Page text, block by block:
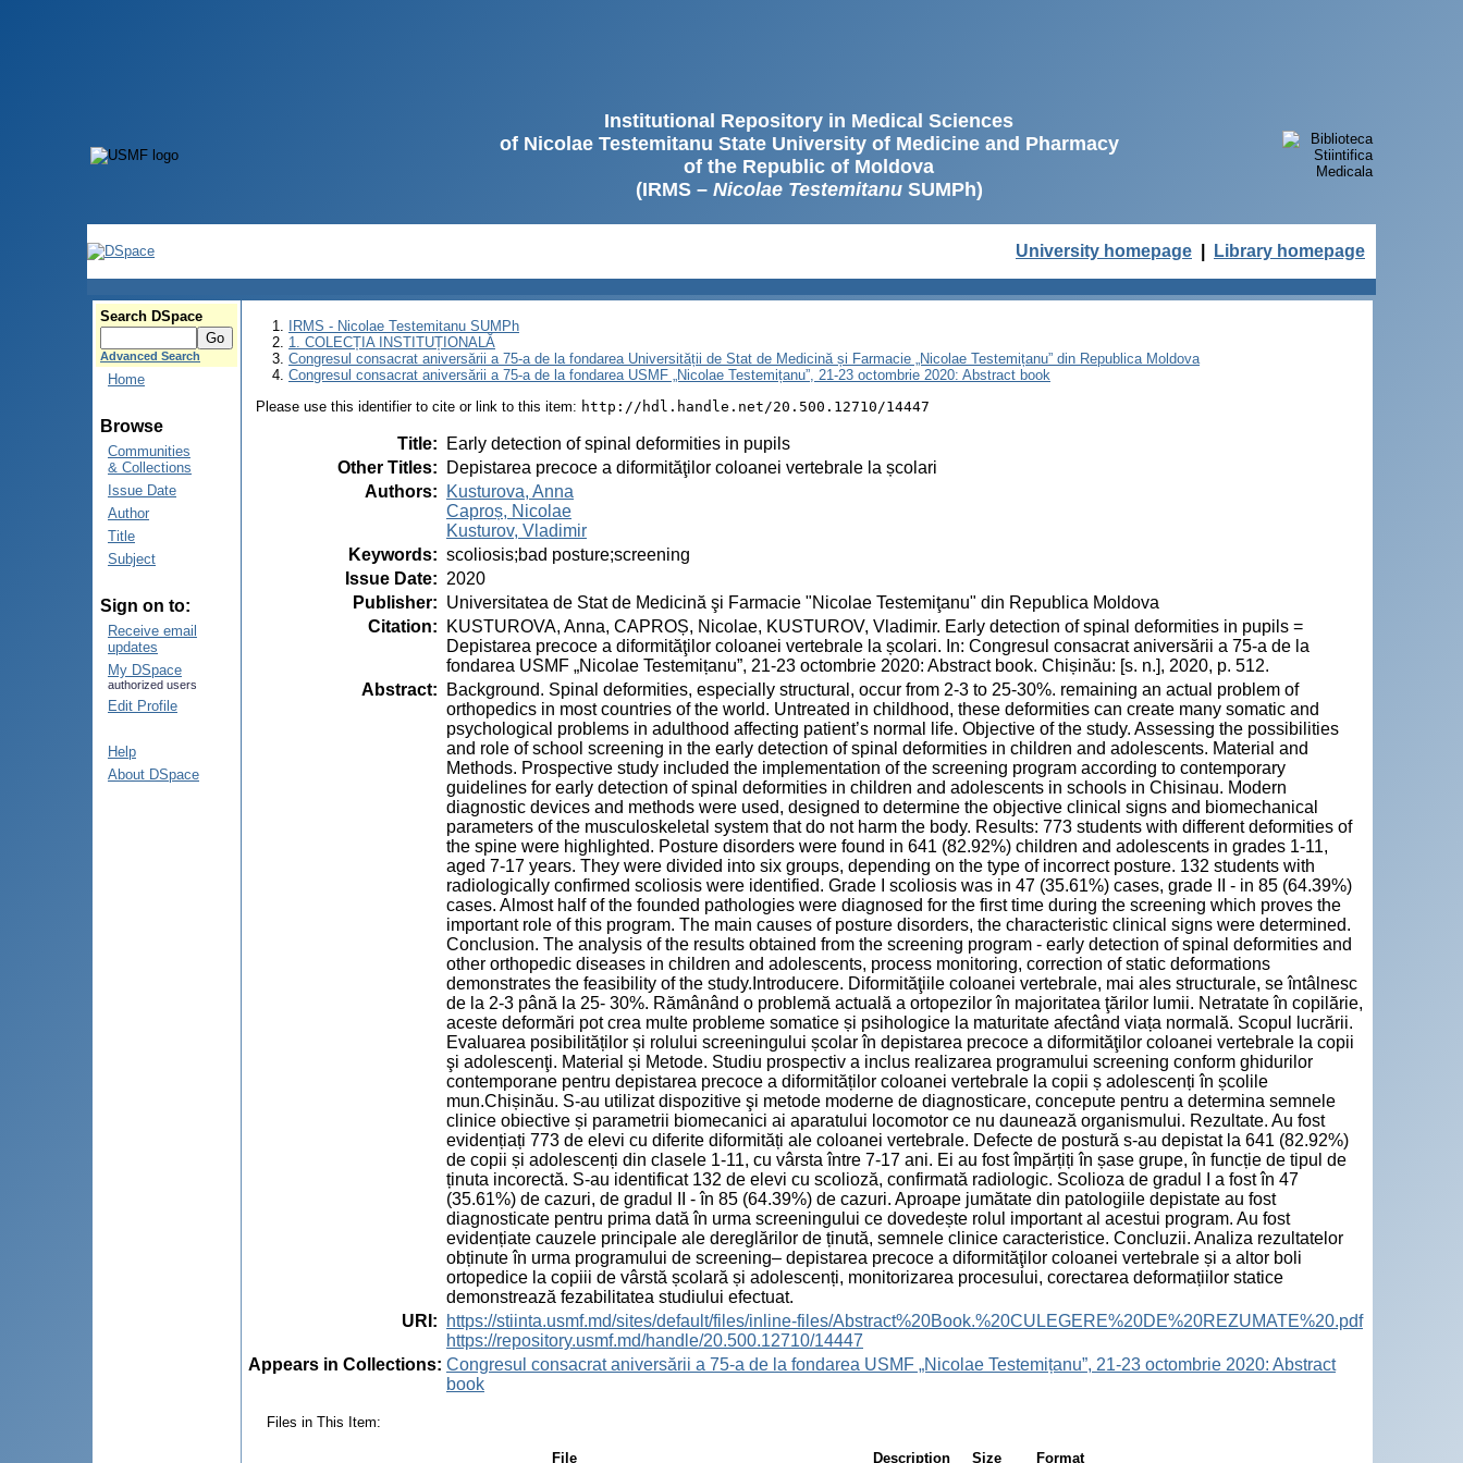
Institutional Repository in Medical Sciences
of Nicolae Testemitanu State University of Medicine and Pharmacy
of the Republic of Moldova
(IRMS – Nicolae TestemitanuSUMPh)
University homepage Library homepage
Search DSpace
Advanced Search
Home
Browse
Communities
& Collections
Issue Date
Author
Title
Subject
Sign on to:
Receive email
updates
My DSpace
authorized users
Edit Profile
Help
About DSpace
IRMS - Nicolae Testemitanu SUMPh
1. COLECȚIA INSTITUȚIONALĂ
Congresul consacrat aniversării a 75-a de la fondarea Universității de Stat de Medicină și Farmacie „Nicolae Testemițanu” din Republica Moldova
Congresul consacrat aniversării a 75-a de la fondarea USMF „Nicolae Testemițanu”, 21-23 octombrie 2020: Abstract book
Please use this identifier to cite or link to this item: http://hdl.handle.net/20.500.12710/14447
Title:
Early detection of spinal deformities in pupils
Other Titles:
Depistarea precoce a diformităţilor coloanei vertebrale la școlari
Authors:
Kusturova, Anna
Caproș, Nicolae
Kusturov, Vladimir
Keywords: scoliosis;bad posture;screening
Issue Date: 2020
Publisher: Universitatea de Stat de Medicină şi Farmacie "Nicolae Testemiţanu" din Republica Moldova
Citation:
KUSTUROVA, Anna, CAPROȘ, Nicolae, KUSTUROV, Vladimir. Early detection of spinal deformities in pupils =
Depistarea precoce a diformităţilor coloanei vertebrale la școlari. In: Congresul consacrat aniversării a 75-a de la
fondarea USMF „Nicolae Testemițanu”, 21-23 octombrie 2020: Abstract book. Chișinău: [s. n.], 2020, p. 512.
Abstract:
Background. Spinal deformities, especially structural, occur from 2-3 to 25-30%. remaining an actual problem of
orthopedics in most countries of the world. Untreated in childhood, these deformities can create many somatic and
psychological problems in adulthood affecting patient’s normal life. Objective of the study. Assessing the possibilities
and role of school screening in the early detection of spinal deformities in children and adolescents. Material and
Methods. Prospective study included the implementation of the screening program according to contemporary
guidelines for early detection of spinal deformities in children and adolescents in schools in Chisinau. Modern
diagnostic devices and methods were used, designed to determine the objective clinical signs and biomechanical
parameters of the musculoskeletal system that do not harm the body. Results: 773 students with different deformities of
the spine were highlighted. Posture disorders were found in 641 (82.92%) children and adolescents in grades 1-11,
aged 7-17 years. They were divided into six groups, depending on the type of incorrect posture. 132 students with
radiologically confirmed scoliosis were identified. Grade I scoliosis was in 47 (35.61%) cases, grade II - in 85 (64.39%)
cases. Almost half of the founded pathologies were diagnosed for the first time during the screening which proves the
important role of this program. The main causes of posture disorders, the characteristic clinical signs were determined.
Conclusion. The analysis of the results obtained from the screening program - early detection of spinal deformities and
other orthopedic diseases in children and adolescents, process monitoring, correction of static deformations
demonstrates the feasibility of the study.Introducere. Diformităţiile coloanei vertebrale, mai ales structurale, se întâlnesc
de la 2-3 până la 25- 30%. Rămânând o problemă actuală a ortopezilor în majoritatea ţărilor lumii. Netratate în copilărie,
aceste deformări pot crea multe probleme somatice și psihologice la maturitate afectând viața normală. Scopul lucrării.
Evaluarea posibilităților și rolului screeningului școlar în depistarea precoce a diformităţilor coloanei vertebrale la copii
şi adolescenţi. Material și Metode. Studiu prospectiv a inclus realizarea programului screening conform ghidurilor
contemporane pentru depistarea precoce a diformităților coloanei vertebrale la copii ș adolescenți în școlile
mun.Chișinău. S-au utilizat dispozitive şi metode moderne de diagnosticare, concepute pentru a determina semnele
clinice obiective și parametrii biomecanici ai aparatului locomotor ce nu daunează organismului. Rezultate. Au fost
evidențiați 773 de elevi cu diferite diformități ale coloanei vertebrale. Defecte de postură s-au depistat la 641 (82.92%)
de copii și adolescenți din clasele 1-11, cu vârsta între 7-17 ani. Ei au fost împărțiți în șase grupe, în funcție de tipul de
ținuta incorectă. S-au identificat 132 de elevi cu scolioză, confirmată radiologic. Scolioza de gradul I a fost în 47
(35.61%) de cazuri, de gradul II - în 85 (64.39%) de cazuri. Aproape jumătate din patologiile depistate au fost
diagnosticate pentru prima dată în urma screeningului ce dovedește rolul important al acestui program. Au fost
evidențiate cauzele principale ale dereglărilor de ținută, semnele clinice caracteristice. Concluzii. Analiza rezultatelor
obținute în urma programului de screening– depistarea precoce a diformităţilor coloanei vertebrale și a altor boli
ortopedice la copiii de vârstă școlară și adolescenți, monitorizarea procesului, corectarea deformațiilor statice
demonstrează fezabilitatea studiului efectuat.
URI :
https://stiinta.usmf.md/sites/default/files/inline-files/Abstract%20Book.%20CULEGERE%20DE%20REZUMATE%20.pdf
https://repository.usmf.md/handle/20.500.12710/14447
Appears in Collections: Congresul consacrat aniversării a 75-a de la fondarea USMF „Nicolae Testemițanu”, 21-23 octombrie 2020: Abstract
book
Files in This Item:
File Description Size Format